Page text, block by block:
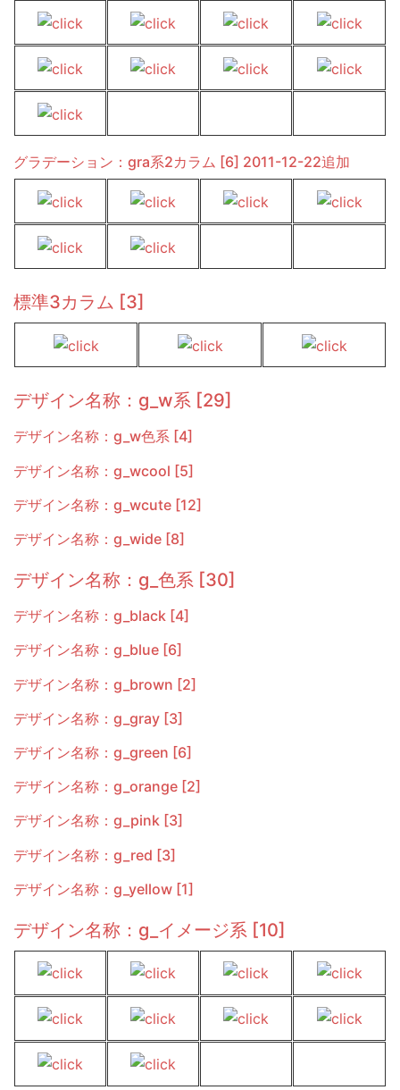
グラデーション：gra系2カラム [6] 2011-12-22追加
標準3カラム [3]
デザイン名称：g_w系 [29]
デザイン名称：g_w色系 [4]
デザイン名称：g_wcool [5]
デザイン名称：g_wcute [12]
デザイン名称：g_wide [8]
デザイン名称：g_色系 [30]
デザイン名称：g_black [4]
デザイン名称：g_blue [6]
デザイン名称：g_brown [2]
デザイン名称：g_gray [3]
デザイン名称：g_green [6]
デザイン名称：g_orange [2]
デザイン名称：g_pink [3]
デザイン名称：g_red [3]
デザイン名称：g_yellow [1]
デザイン名称：g_イメージ系 [10]